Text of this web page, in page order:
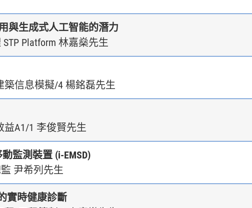
與生成式人工智能的潛力
Platform 林嘉燊先生
信息模擬/4 楊銘磊先生
A1/1 李俊賢先生
監測裝置 (i-EMSD)
尹希列先生
實時健康診斷